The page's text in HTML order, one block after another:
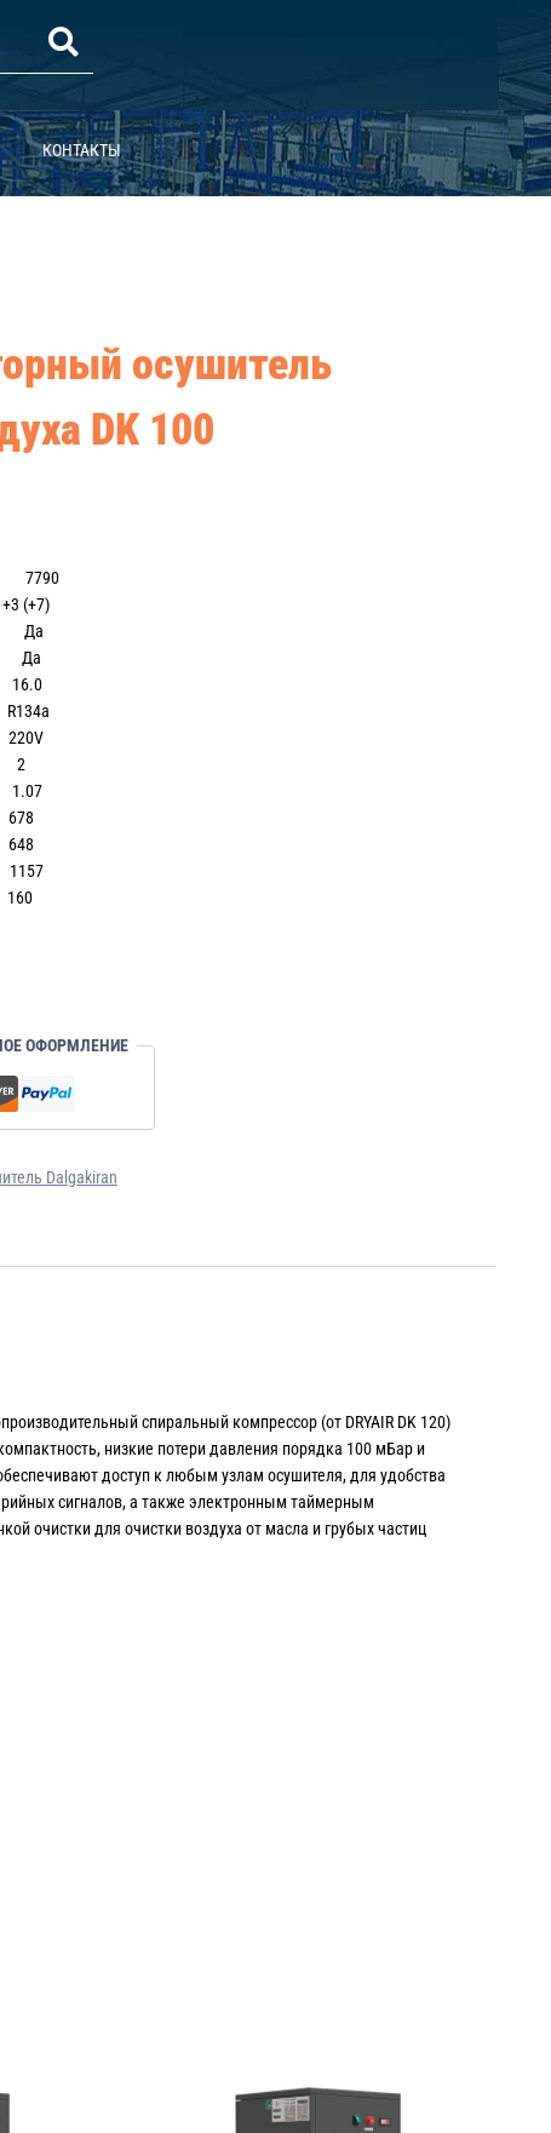
КОНТАКТЫ
осушитель
DK 100
7790
Да
Да
2
ОФОРМЛЕНИЕ
Dalgakiran
спиральный компрессор (от DRYAIR DK 120)
низкие потери давления порядка 100 мБар и
доступ к любым узлам осушителя, для удобства
сигналов, а также электронным таймерным
очистки для очистки воздуха от масла и грубых частиц